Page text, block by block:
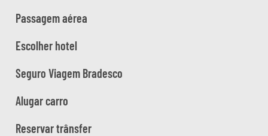
Passagem aérea
Escolher hotel
Seguro Viagem Bradesco
Alugar carro
Reservar trânsfer